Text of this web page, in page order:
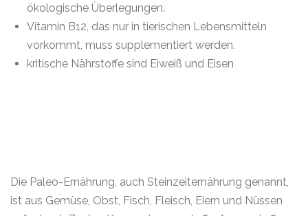
ökologische Überlegungen.
Vitamin B12, das nur in tierischen Lebensmitteln
vorkommt, muss supplementiert werden.
kritische Nährstoffe sind Eiweiß und Eisen
Die Paleo-Ernährung, auch Steinzeiternährung genannt,
ist aus Gemüse, Obst, Fisch, Fleisch, Eiern und Nüssen